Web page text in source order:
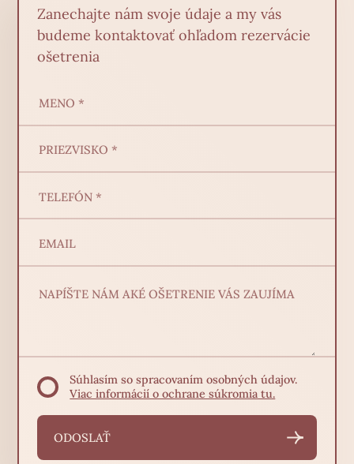
Zanechajte nám svoje údaje a my vás
budeme kontaktovať ohľadom rezervácie
ošetrenia
Súhlasím so spracovaním osobných údajov.
Viac informácií o ochrane súkromia tu.